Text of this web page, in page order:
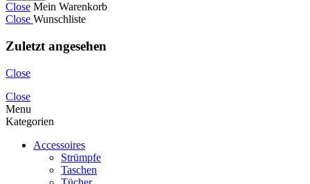
Close Mein Warenkorb
Close Wunschliste
Zuletzt angesehen
Close
Close
Menu
Kategorien
Accessoires
Strümpfe
Taschen